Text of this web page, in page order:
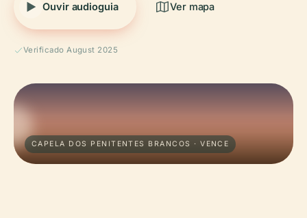
Ouvir audioguia Ver mapa
Verificado August 2025
CAPELA DOS PENITENTES BRANCOS · VENCE